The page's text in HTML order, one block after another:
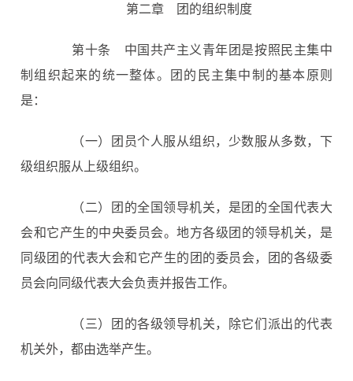
第二章 团的组织制度
第十条
中国共产主义青年团是按照民主集中
制组织起来的统一整体。团的民主集中制的基本原则
是：
（一）团员个人服从组织，少数服从多数，下
级组织服从上级组织。
（二）团的全国领导机关，是团的全国代表大
会和它产生的中央委员会。地方各级团的领导机关，是
同级团的代表大会和它产生的团的委员会，团的各级委
员会向同级代表大会负责并报告工作。
（三）团的各级领导机关，除它们派出的代表
机关外，都由选举产生。